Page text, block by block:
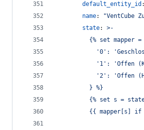
default_entity_id
name: "VentCube
state: >-
{% set mapper =
'0':
'1': 'Offen
'2': 'Offen
          } %}
{% set s =
{{ mapper[s]